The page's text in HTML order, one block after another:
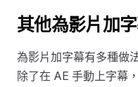
其他為影片加
為影片加字幕有多種做
除了在 AE 手動上字幕